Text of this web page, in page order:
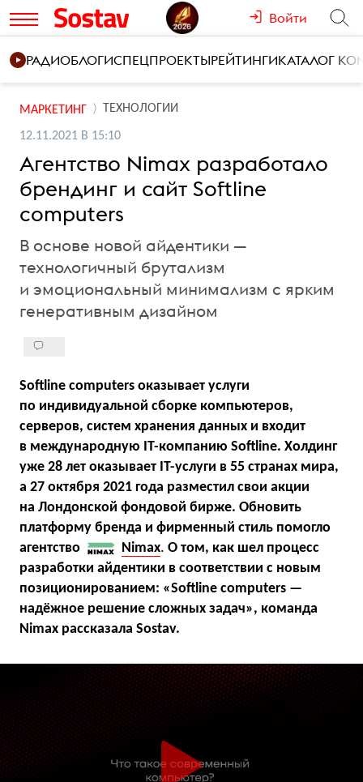
Войти
РАДИОБЛОГИСПЕЦПРОЕКТЫРЕЙТИНГИКАТАЛОГ
МАРКЕТИНГ ТЕХНОЛОГИИ
12.11.2021 В 15:10
Агентство Nimax разработало
брендинг и сайт Softline
сomputers
В основе новой айдентики —
технологичный брутализм
и эмоциональный минимализм с ярким
генеративным дизайном
Softline computers оказывает услуги
по индивидуальной сборке компьютеров,
серверов, систем хранения данных и входит
в международную IT-компанию Softline. Холдинг
уже 28 лет оказывает IT-услуги в 55 странах мира,
а 27 октября 2021 года разместил свои акции
на Лондонской фондовой бирже. Обновить
платформу бренда и фирменный стиль помогло
агентство
Nimax. О том, как шел процесс
разработки айдентики в соответствии с новым
позиционированием: «Softline computers —
надёжное решение сложных задач», команда
Nimax рассказала Sostav.